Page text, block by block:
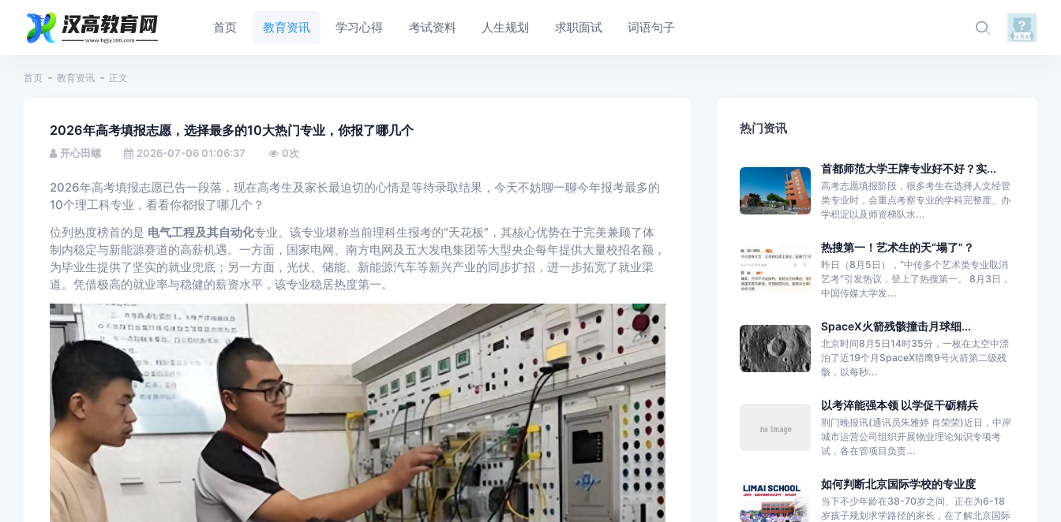
首页 教育资讯 学习心得 考试资料 人生规划 求职面试 词语句子
首页 教育资讯 正文
2026年高考填报志愿，选择最多的10大热门专业，你报了哪几个
开心田螺 2026-07-06 01:06:37 0次
2026年高考填报志愿已告一段落，现在高考生及家长最迫切的心情是等待录取结果，今天不妨聊一聊今年报考最多的
10个理工科专业，看看你都报了哪几个？
位列热度榜首的是 电气工程及其自动化专业。该专业堪称当前理科生报考的“天花板”，其核心优势在于完美兼顾了体
制内稳定与新能源赛道的高薪机遇。一方面，国家电网、南方电网及五大发电集团等大型央企每年提供大量校招名额，
为毕业生提供了坚实的就业兜底；另一方面，光伏、储能、新能源汽车等新兴产业的同步扩招，进一步拓宽了就业渠
道。凭借极高的就业率与稳健的薪资水平，该专业稳居热度第一。
热门资讯
首都师范大学王牌专业好不好？实...
高考志愿填报阶段，很多考生在选择人文经管
类专业时，会重点考察专业的学科完整度、办
学积淀以及师资梯队水...
热搜第一！艺术生的天“塌了”？
昨日（8月5日），“中传多个艺术类专业取消
艺考”引发热议，登上了热搜第一。 8月3日，
中国传媒大学发...
SpaceX火箭残骸撞击月球细...
北京时间8月5日14时35分，一枚在太空中漂
泊了近19个月SpaceX猎鹰9号火箭第二级残
骸，以每秒...
以考淬能强本领 以学促干砺精兵
荆门晚报讯(通讯员朱雅婷 肖荣荣)近日，中岸
城市运营公司组织开展物业理论知识专项考
试，各在管项目负责...
如何判断北京国际学校的专业度
当下不少年龄在38-70岁之间、正在为6-18
岁孩子规划求学路径的家长，在了解北京国际